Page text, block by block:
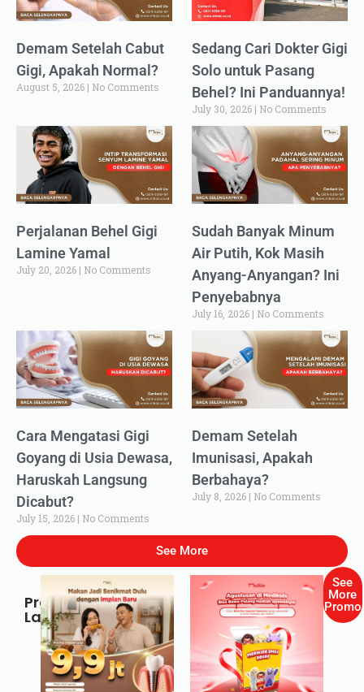
Demam Setelah Cabut
Gigi, Apakah Normal?
August 5, 2026 No Comments
Sedang Cari Dokter Gigi
Solo untuk Pasang
Behel? Ini Panduannya!
July 30, 2026 No Comments
Perjalanan Behel Gigi
Lamine Yamal
July 20, 2026 No Comments
Sudah Banyak Minum
Air Putih, Kok Masih
Anyang-Anyangan? Ini
Penyebabnya
July 16, 2026 No Comments
Cara Mengatasi Gigi
Goyang di Usia Dewasa,
Haruskah Langsung
Dicabut?
July 15, 2026 No Comments
Demam Setelah
Imunisasi, Apakah
Berbahaya?
July 8, 2026 No Comments
See More
Promo
Lainnya
See
More
Promo